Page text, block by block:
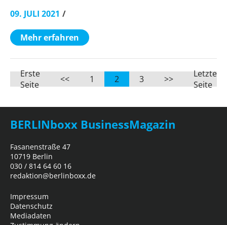
09. JULI 2021
Mehr erfahren
Erste
Seite
<< 1 2 3 >>
Letzte
Seite
BERLINboxx BusinessMagazin
Fasanenstraße 47
10719 Berlin
030 / 814 64 60 16
redaktion@berlinboxx.de
Impressum
Datenschutz
Mediadaten